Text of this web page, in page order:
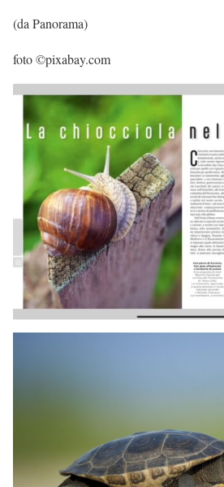
(da Panorama)
foto ©pixabay.com